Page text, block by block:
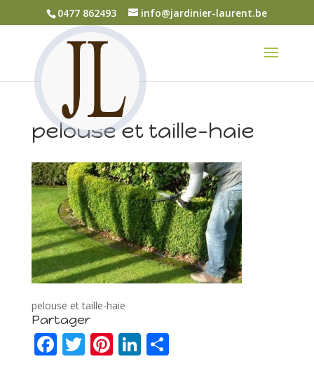
0477 862493 info@jardinier-laurent.be
pelouse et taille-haie
pelouse et taille-haie
Partager
F T Pi Li P